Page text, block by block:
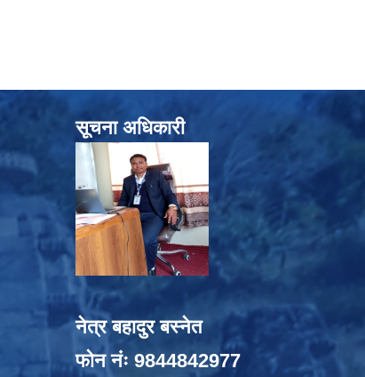
सूचना अधिकारी
नेत्र बहादुर बस्नेत
फोन नंः 9844842977